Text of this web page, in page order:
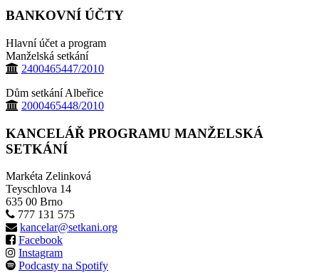
BANKOVNÍ ÚČTY
Hlavní účet a program
Manželská setkání
2400465447/2010
Dům setkání Albeřice
2000465448/2010
KANCELÁŘ PROGRAMU MANŽELSKÁ
SETKÁNÍ
Markéta Zelinková
Teyschlova 14
635 00 Brno
777 131 575
kancelar@setkani.org
Facebook
Instagram
Podcasty na Spotify